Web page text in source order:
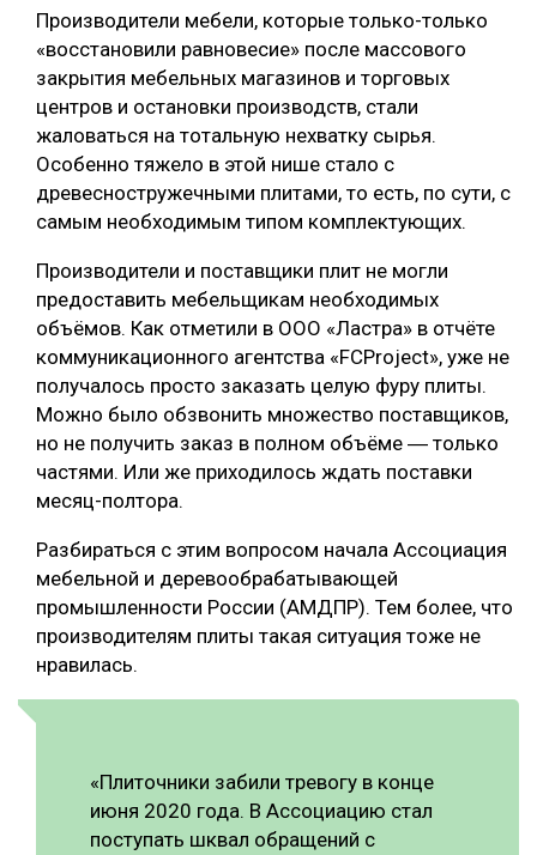
Производители мебели, которые только-только
«восстановили равновесие» после массового
закрытия мебельных магазинов и торговых
центров и остановки производств, стали
жаловаться на тотальную нехватку сырья.
Особенно тяжело в этой нише стало с
древесностружечными плитами, то есть, по сути, с
самым необходимым типом комплектующих.
Производители и поставщики плит не могли
предоставить мебельщикам необходимых
объёмов. Как отметили в ООО «Ластра» в отчёте
коммуникационного агентства «FCProject», уже не
получалось просто заказать целую фуру плиты.
Можно было обзвонить множество поставщиков,
но не получить заказ в полном объёме ― только
частями. Или же приходилось ждать поставки
месяц-полтора.
Разбираться с этим вопросом начала Ассоциация
мебельной и деревообрабатывающей
промышленности России (АМДПР). Тем более, что
производителям плиты такая ситуация тоже не
нравилась.
«Плиточники забили тревогу в конце
июня 2020 года. В Ассоциацию стал
поступать шквал обращений с